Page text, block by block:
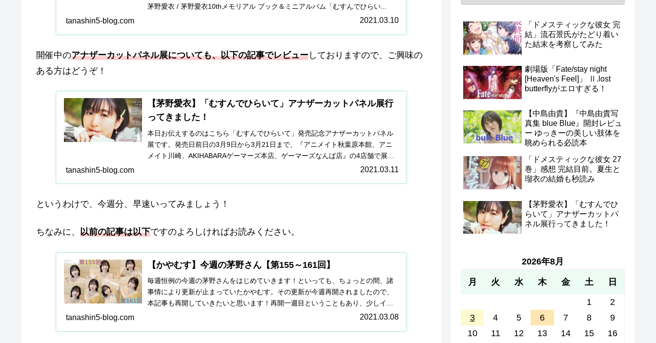
茅野愛衣 / 茅野愛衣10thメモリアル ブック＆ミニアルバム「むすんでひらい...
tanashin5-blog.com 2021.03.10
開催中のアナザーカットパネル展についても、以下の記事でレビュー しておりますので、ご興味の
ある方はどうぞ！
【茅野愛衣】「むすんでひらいて」アナザーカットパネル展行
ってきました！
本日お伝えするのはこちら「むすんでひらいて」発売記念アナザーカットパネル
展です。発売日前日の3月9日から3月21日まで、『アニメイト秋葉原本館、アニ
メイト川崎、AKIHABARAゲーマーズ本店、ゲーマーズなんば店』の4店舗で展開
tanashin5-blog.com 2021.03.11
というわけで、今週分、早速いってみましょう！
ちなみに、 以前の記事は以下ですのよろしければお読みください。
【かやむす】今週の茅野さん【第155～161回】
毎週恒例の今週の茅野さんをはじめていきます！といっても、ちょっとの間、諸
事情により更新が止まっていたかやむす。その更新が今週再開されましたので、
本記事も再開していきたいと思います！再開一週目ということもあり、少しイレ
tanashin5-blog.com 2021.03.08
「ドメスティックな彼女 完
結」流石景氏がたどり着い
た結末を考察してみた
劇場版「Fate/stay night
[Heaven's Feel]」 Ⅱ.lost
butterflyがエロすぎる！
【中島由貴】『中島由貴写
真集 blue Blue』開封レビュ
ー ゆっきーの美しい肢体を
眺められる必読本
「ドメスティックな彼女 27
巻」感想 完結目前。夏生と
瑠衣の結婚も秒読み
【茅野愛衣】「むすんでひ
らいて」アナザーカットパ
ネル展行ってきました！
2026年8月
月 火 水 木 金 土 日
1
2
3
4 5 6 7 8
9
10
11 12 13 14 15
16